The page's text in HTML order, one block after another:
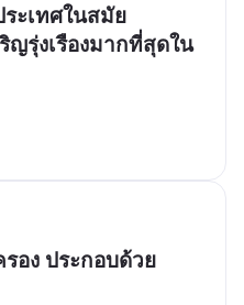
ะเทศในสมัย
รุ่งเรืองมากที่สุดใน
อง ประกอบด้วย